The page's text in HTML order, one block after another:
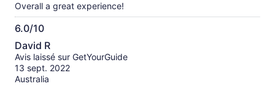
avis
vérifiés
Overall a great experience!
6.0/10
6.0
sur
10
David R
Avis laissé sur GetYourGuide
13 sept. 2022
Australia